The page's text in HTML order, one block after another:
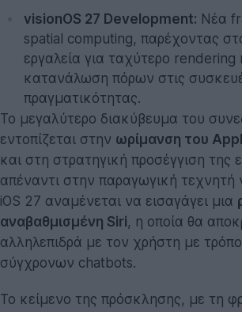
visionOS 27 Development: Νέα
spatial computing, παρέχοντας
εργαλεία για ταχύτερο
κατανάλωση πόρων στις
πραγματικότητας.
Το μεγαλύτερο διακύβευμα του
εντοπίζεται στην ωρίμανση του
και στη στρατηγική προσέγγιση της
απέναντι στην παραγωγική τεχνητή
iOS 27 αναμένεται να εισαγάγει μια
αναβαθμισμένη Siri, η οποία θα
αλληλεπιδρά με τον χρήστη με
σύγχρονων chatbots.
Το κείμενο της πρόσκλησης, με τη